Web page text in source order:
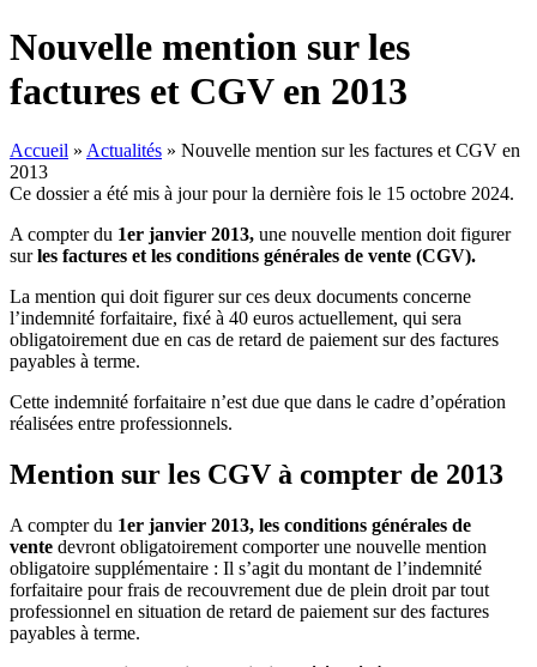
Nouvelle mention sur les
factures et CGV en 2013
Accueil » Actualités » Nouvelle mention sur les factures et CGV en
2013
Ce dossier a été mis à jour pour la dernière fois le 15 octobre 2024.
A compter du 1er janvier 2013, une nouvelle mention doit figurer
surles factures et les conditions générales de vente (CGV).
La mention qui doit figurer sur ces deux documents concerne
l’indemnité forfaitaire, fixé à 40 euros actuellement, qui sera
obligatoirement due en cas de retard de paiement sur des factures
payables à terme.
Cette indemnité forfaitaire n’est due que dans le cadre d’opération
réalisées entre professionnels.
Mention sur les CGV à compter de 2013
A compter du 1er janvier 2013, les conditions générales de
vente devront obligatoirement comporter une nouvelle mention
obligatoire supplémentaire : Il s’agit du montant de l’indemnité
forfaitaire pour frais de recouvrement due de plein droit par tout
professionnel en situation de retard de paiement sur des factures
payables à terme.